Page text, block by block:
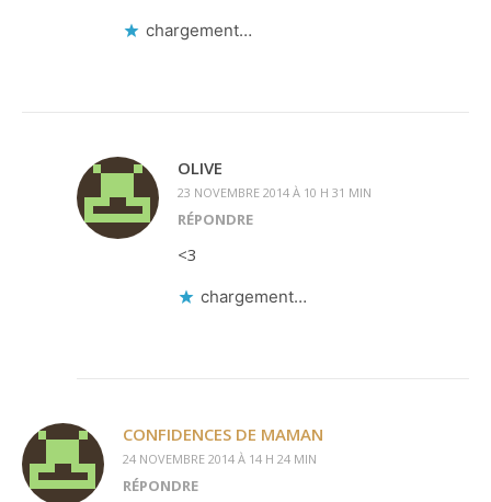
chargement…
OLIVE
23 NOVEMBRE 2014 À 10 H 31 MIN
RÉPONDRE
<3
chargement…
CONFIDENCES DE MAMAN
24 NOVEMBRE 2014 À 14 H 24 MIN
RÉPONDRE